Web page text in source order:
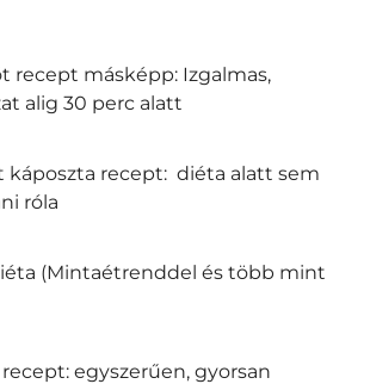
recept másképp: Izgalmas,
alig 30 perc alatt
káposzta recept: diéta alatt sem
róla
(Mintaétrenddel és több mint
recept: egyszerűen, gyorsan